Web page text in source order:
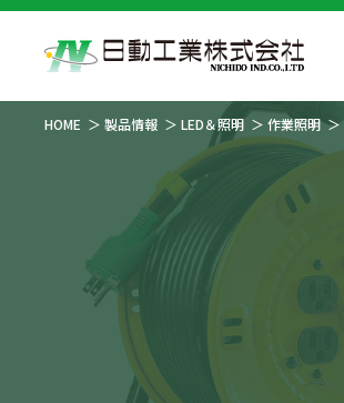
HOME 製品情報 LED＆照明 作業照明